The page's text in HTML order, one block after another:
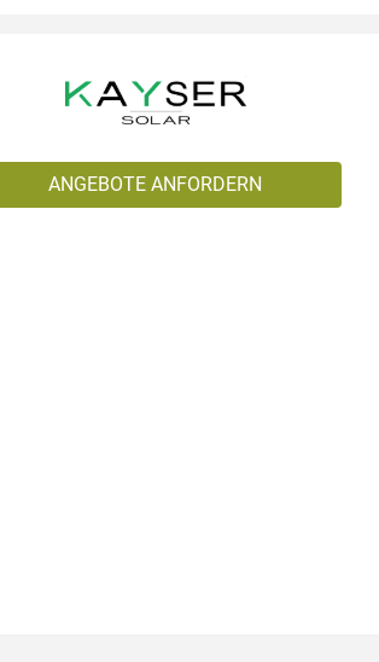
ANGEBOTE ANFORDERN